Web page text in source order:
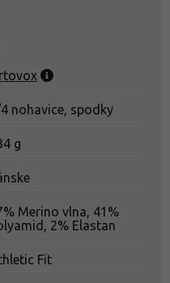
nohavice, spodky
g
Merino vlna, 41%
2% Elastan
Fit